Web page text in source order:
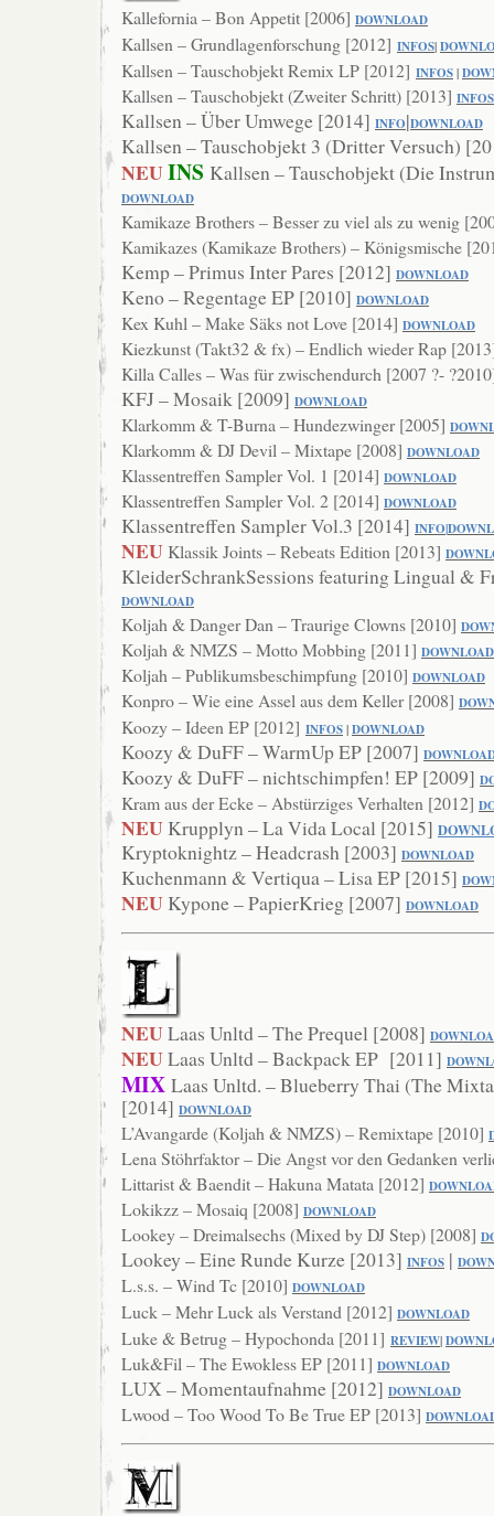
Kallefornia – Bon Appetit [2006] DOWNLOAD
Kallsen – Grundlagenforschung [2012] INFOS|
Kallsen – Tauschobjekt Remix LP [2012] INFOS|
Kallsen – Tauschobjekt (Zweiter Schritt) [2013] INFOS
Kallsen – Über Umwege [2014] INFO|DOWNLOAD
Kallsen – Tauschobjekt 3 (Dritter Versuch)
NEUINS Kallsen – Tauschobjekt (Die
DOWNLOAD
Kamikaze Brothers – Besser zu viel als zu wenig
Kamikazes (Kamikaze Brothers) – Königsmische
Kemp – Primus Inter Pares [2012] DOWNLOAD
Keno – Regentage EP [2010] DOWNLOAD
Kex Kuhl – Make Säks not Love [2014] DOWNLOAD
Kiezkunst (Takt32 & fx) – Endlich wieder Rap
Killa Calles – Was für zwischendurch [2007 ?-
KFJ – Mosaik [2009] DOWNLOAD
Klarkomm & T-Burna – Hundezwinger [2005] DOWN
Klarkomm & DJ Devil – Mixtape [2008] DOWNLOAD
Klassentreffen Sampler Vol. 1 [2014] DOWNLOAD
Klassentreffen Sampler Vol. 2 [2014] DOWNLOAD
Klassentreffen Sampler Vol.3 [2014] INFO|
NEUKlassik Joints – Rebeats Edition [2013]
KleiderSchrankSessions featuring Lingual &
DOWNLOAD
Koljah & Danger Dan – Traurige Clowns [2010]
Koljah & NMZS – Motto Mobbing [2011] DOWNLOAD
Koljah – Publikumsbeschimpfung [2010] DOWNLOAD
Konpro – Wie eine Assel aus dem Keller [2008]
Koozy – Ideen EP [2012] INFOS|DOWNLOAD
Koozy & DuFF – WarmUp EP [2007] DO
Koozy & DuFF – nichtschimpfen! EP [2009]
Kram aus der Ecke – Abstürziges Verhalten [2012]
NEU Krupplyn – La Vida Local [2015]
Kryptoknightz – Headcrash [2003] DOWNLOAD
Kuchenmann & Vertiqua – Lisa EP [2015]
NEU Kypone – PapierKrieg [2007] DOWNLOAD
NEULaas Unltd – The Prequel [2008]
NEULaas Unltd – Backpack EP [2011]
MIX Laas Unltd. – Blueberry Thai (The
[2014] DOWNLOAD
L’Avangarde (Koljah & NMZS) – Remixtape [2010]
Lena Stöhrfaktor – Die Angst vor den Gedanken
Littarist & Baendit – Hakuna Matata [2012] DOW
Lokikzz – Mosaiq [2008] DOWNLOAD
Lookey – Dreimalsechs (Mixed by DJ Step) [2008]
Lookey – Eine Runde Kurze [2013] INFOS |
L.s.s. – Wind Tc [2010] DOWNLOAD
Luck – Mehr Luck als Verstand [2012] DOWNLOAD
Luke & Betrug – Hypochonda [2011] REVIEW|
Luk&Fil – The Ewokless EP [2011] DOWNLOAD
LUX – Momentaufnahme [2012] DOWNLOAD
Lwood – Too Wood To Be True EP [2013]